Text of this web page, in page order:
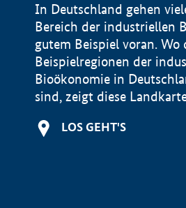
In Deutschland gehen
Bereich der industriellen
gutem Beispiel voran. Wo
Beispielregionen der
Bioökonomie in
sind, zeigt diese
LOS GEHT'S